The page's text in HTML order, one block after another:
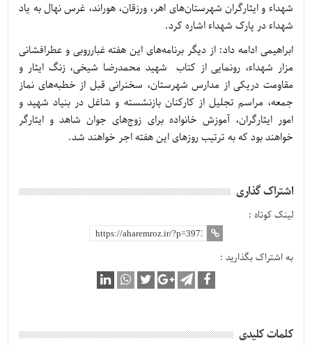
شهداء و ایثارگران شهرستان‌های اهر، ورزقان، هوراند، غرس نهال به یاد
شهداء در پارک شهداء اشاره کرد.
ابراهیمی ادامه داد: از دیگر برنامه‌های این هفته غبارروبی و عطرافشانی
مزار شهداء، رونمایی از کتاب شهید محمدرضا شیخی، زنگ ایثار و
مقاومت دریکی از مدارس شهرستان، سخنرانی قبل از خطبه‌های نماز
جمعه، مراسم تجلیل از کارکنان بازنشسته و شاغل در بنیاد شهید و
امور ایثارگران، آموزش خانواده برای زوج‌های جوان شاهد و ایثارگر
خواهند بود که به ترتیب روزهای این هفته اجر خواهند شد.
اشتراک گذاری
لینک کوتاه :
به اشتراک بگذارید :
کلمات کلیدی